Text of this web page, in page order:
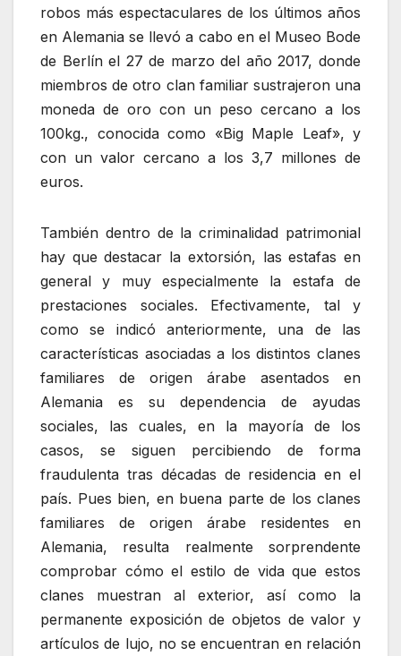
robos más espectaculares de los últimos años
en Alemania se llevó a cabo en el Museo Bode
de Berlín el 27 de marzo del año 2017, donde
miembros de otro clan familiar sustrajeron una
moneda de oro con un peso cercano a los
100kg., conocida como «Big Maple Leaf», y
con un valor cercano a los 3,7 millones de
euros.
También dentro de la criminalidad patrimonial
hay que destacar la extorsión, las estafas en
general y muy especialmente la estafa de
prestaciones sociales. Efectivamente, tal y
como se indicó anteriormente, una de las
características asociadas a los distintos clanes
familiares de origen árabe asentados en
Alemania es su dependencia de ayudas
sociales, las cuales, en la mayoría de los
casos, se siguen percibiendo de forma
fraudulenta tras décadas de residencia en el
país. Pues bien, en buena parte de los clanes
familiares de origen árabe residentes en
Alemania, resulta realmente sorprendente
comprobar cómo el estilo de vida que estos
clanes muestran al exterior, así como la
permanente exposición de objetos de valor y
artículos de lujo, no se encuentran en relación